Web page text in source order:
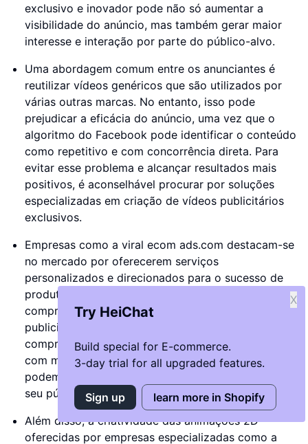
exclusivo e inovador pode não só aumentar a
visibilidade do anúncio, mas também gerar maior
interesse e interação por parte do público-alvo.
Uma abordagem comum entre os anunciantes é
reutilizar vídeos genéricos que são utilizados por
várias outras marcas. No entanto, isso pode
prejudicar a eficácia do anúncio, uma vez que o
algoritmo do Facebook pode identificar o conteúdo
como repetitivo e com concorrência direta. Para
evitar esse problema e alcançar resultados mais
positivos, é aconselhável procurar por soluções
especializadas em criação de vídeos publicitários
exclusivos.
Empresas como a viral ecom ads.com destacam-se
no mercado por oferecerem serviços
personalizados e direcionados para o sucesso de
produtos. Com uma equipa experiente e resultados
comprovados, garantem a produção de vídeos
publicitários que têm um histórico de eficácia
comprovado. Ao investir em pacotes de anúncios
com múltiplas variantes e animações 2D, as marcas
podem diferenciar-se e conquistar a atenção do
seu público-alvo de forma única e envolvente.
Além disso, a criatividade das animações 2D
oferecidas por empresas especializadas como a
Try HeiChat
Build special for E-commerce.
3-day trial for all upgraded features.
X
Sign up learn more in Shopify